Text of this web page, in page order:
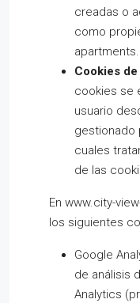
creadas o
como
Cookies
cookies se
usuario
gestionado
cuales
de las
En www.city-
los siguientes
Google
de análisis
Analytics